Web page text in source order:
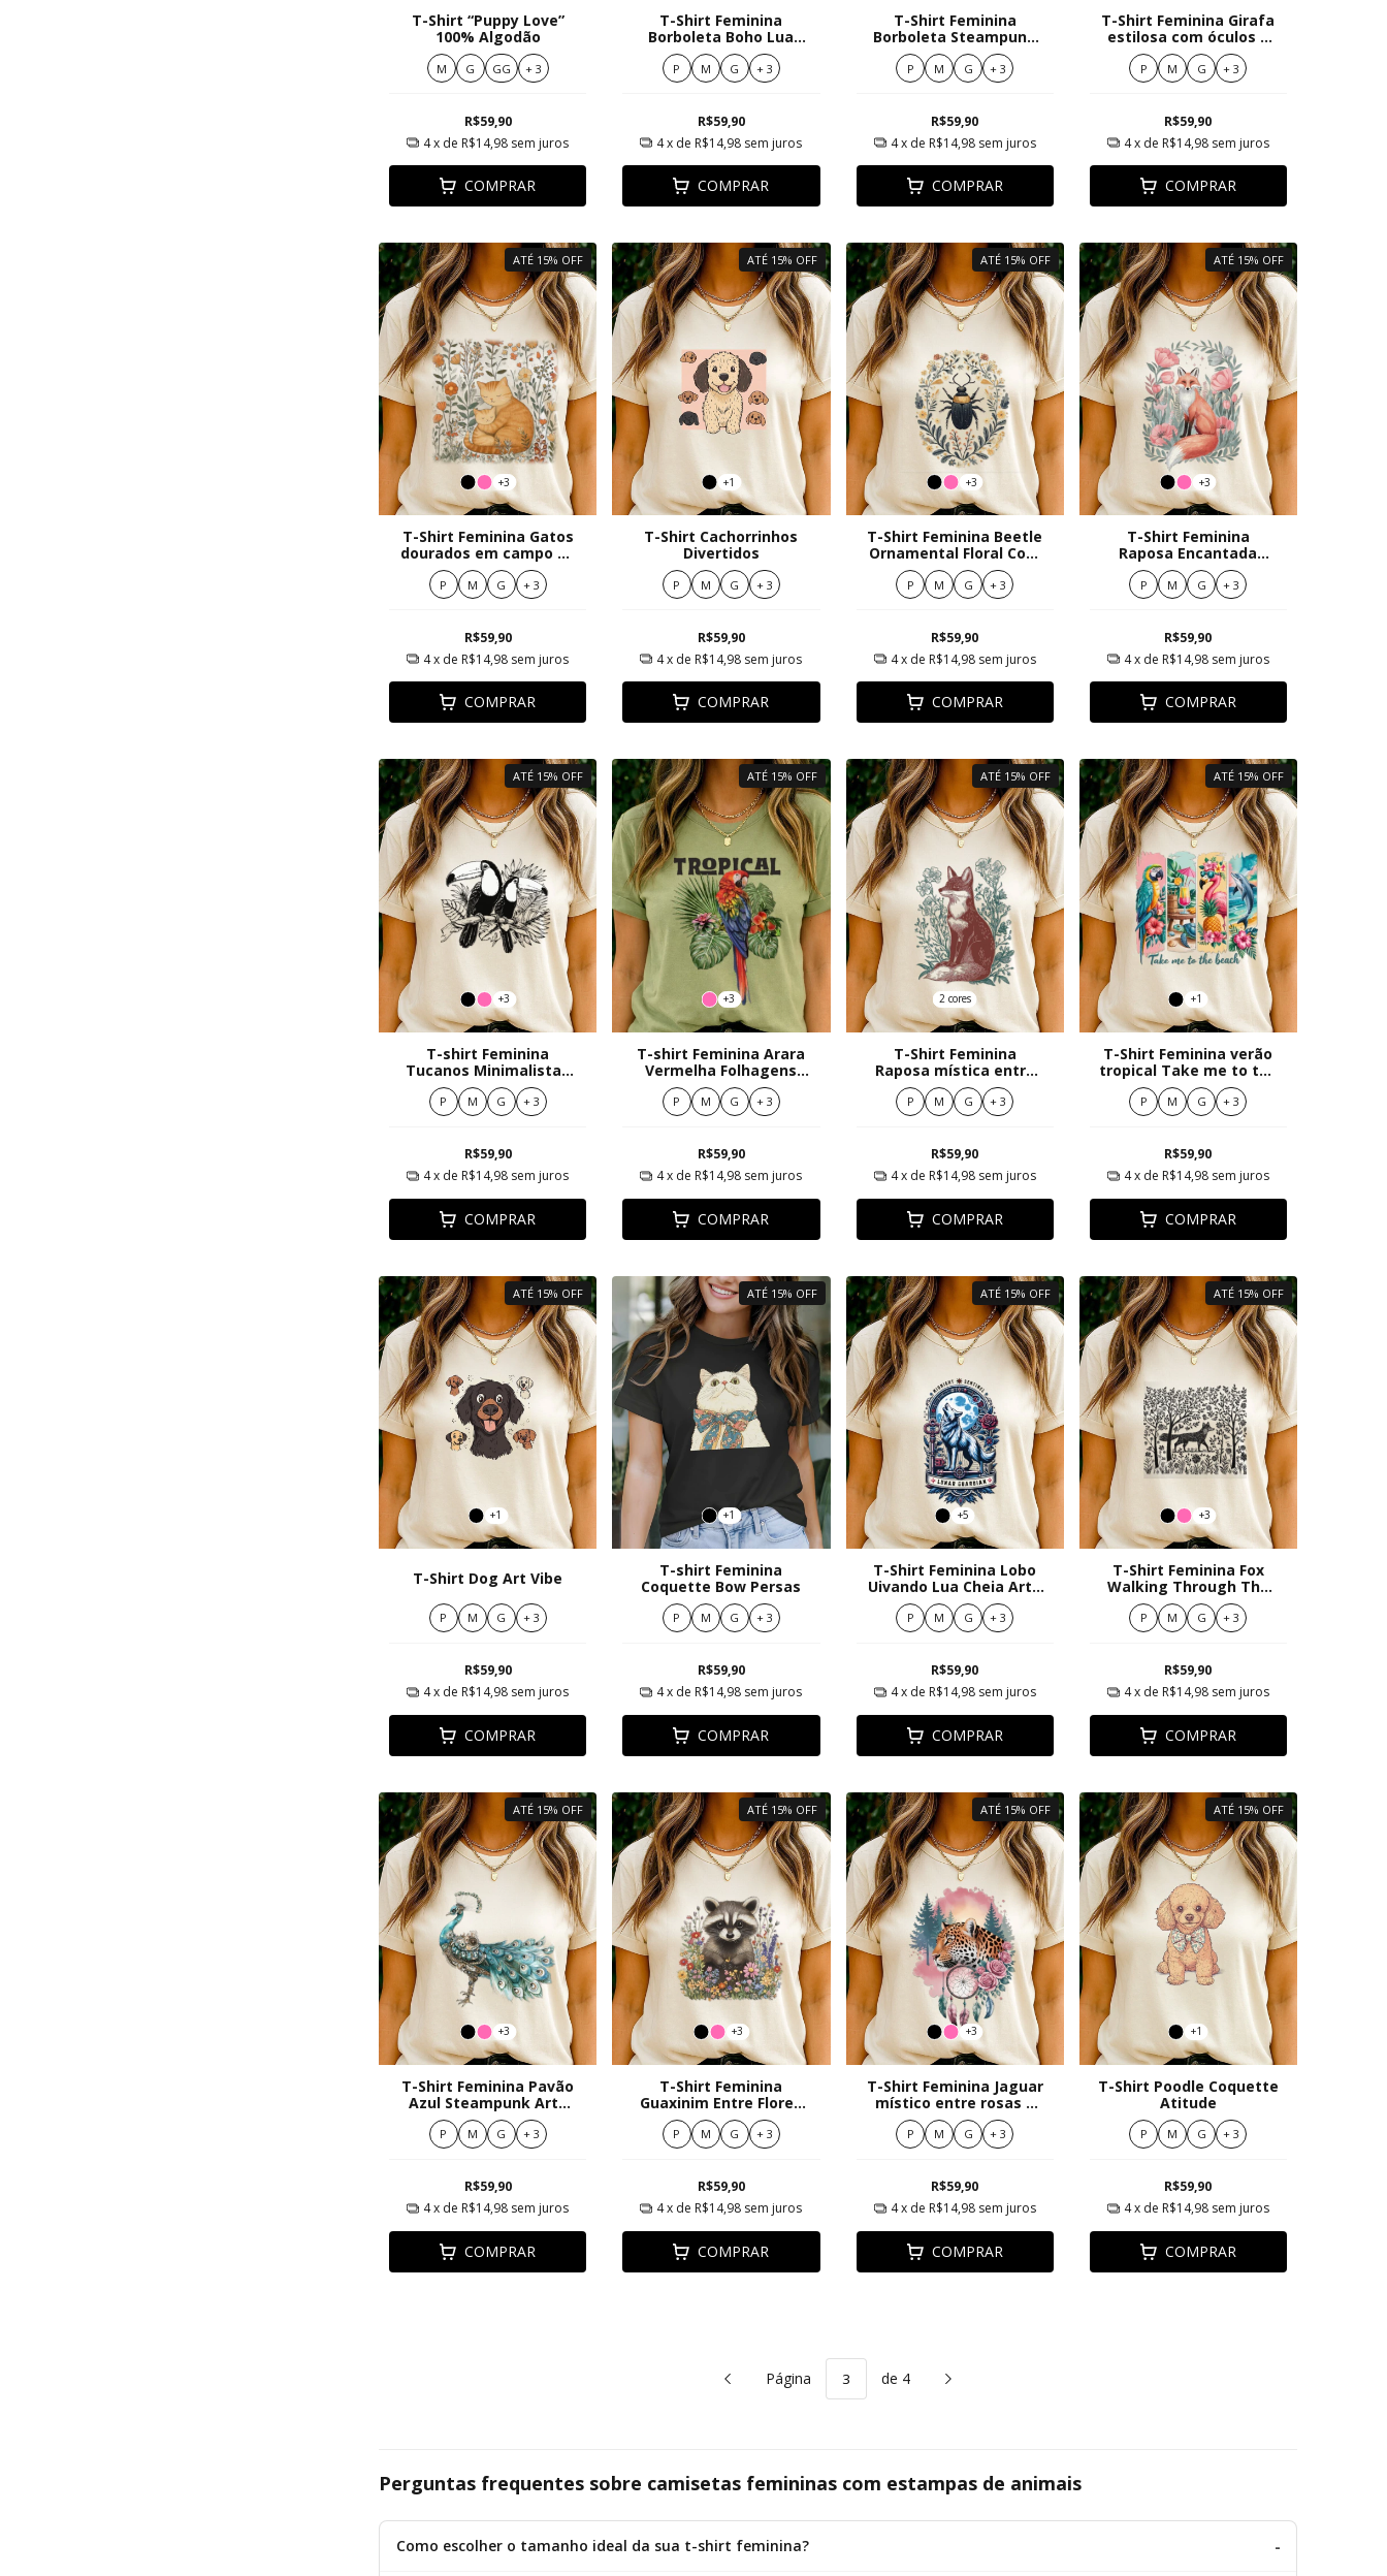
T-Shirt “Puppy Love”
100% Algodão
M G GG + 3
R$59,90
4x de R$14,98 sem juros
COMPRAR
T-Shirt Feminina
Borboleta Boho Lua
Cheia e Flores Vintage
P M G + 3
R$59,90
4x de R$14,98 sem juros
COMPRAR
T-Shirt Feminina
Borboleta Steampunk
Engrenagens Cobre e
Bronze
P M G + 3
R$59,90
4x de R$14,98 sem juros
COMPRAR
T-Shirt Feminina Girafa
estilosa com óculos e
splash colorido
P M G + 3
R$59,90
4x de R$14,98 sem juros
COMPRAR
ATÉ 15% OFF
+3
T-Shirt Feminina Gatos
dourados em campo de
flores serenas
P M G + 3
R$59,90
4x de R$14,98 sem juros
COMPRAR
ATÉ 15% OFF
+1
T-Shirt Cachorrinhos
Divertidos
P M G + 3
R$59,90
4x de R$14,98 sem juros
COMPRAR
ATÉ 15% OFF
+3
T-Shirt Feminina Beetle
Ornamental Floral Com
Estampa Elegante
P M G + 3
R$59,90
4x de R$14,98 sem juros
COMPRAR
ATÉ 15% OFF
+3
T-Shirt Feminina
Raposa Encantada
Entre Flores Rosa e
Verdes
P M G + 3
R$59,90
4x de R$14,98 sem juros
COMPRAR
ATÉ 15% OFF
+3
T-shirt Feminina
Tucanos Minimalistas
Em Contraste
P M G + 3
R$59,90
4x de R$14,98 sem juros
COMPRAR
ATÉ 15% OFF
+3
T-shirt Feminina Arara
Vermelha Folhagens
Tropicais
P M G + 3
R$59,90
4x de R$14,98 sem juros
COMPRAR
ATÉ 15% OFF
2 cores
T-Shirt Feminina
Raposa mística entre
flores
P M G + 3
R$59,90
4x de R$14,98 sem juros
COMPRAR
ATÉ 15% OFF
+1
T-Shirt Feminina verão
tropical Take me to the
beach
P M G + 3
R$59,90
4x de R$14,98 sem juros
COMPRAR
ATÉ 15% OFF
+1
T-Shirt Dog Art Vibe
P M G + 3
R$59,90
4x de R$14,98 sem juros
COMPRAR
ATÉ 15% OFF
+1
T-shirt Feminina
Coquette Bow Persas
P M G + 3
R$59,90
4x de R$14,98 sem juros
COMPRAR
ATÉ 15% OFF
+5
T-Shirt Feminina Lobo
Uivando Lua Cheia Arte
Mística Moderna
P M G + 3
R$59,90
4x de R$14,98 sem juros
COMPRAR
ATÉ 15% OFF
+3
T-Shirt Feminina Fox
Walking Through The
Forest
P M G + 3
R$59,90
4x de R$14,98 sem juros
COMPRAR
ATÉ 15% OFF
+3
T-Shirt Feminina Pavão
Azul Steampunk Arte
Mecânica Criativa
P M G + 3
R$59,90
4x de R$14,98 sem juros
COMPRAR
ATÉ 15% OFF
+3
T-Shirt Feminina
Guaxinim Entre Flores
Do Campo Estilo Boho
P M G + 3
R$59,90
4x de R$14,98 sem juros
COMPRAR
ATÉ 15% OFF
+3
T-Shirt Feminina Jaguar
místico entre rosas e
filtro dos sonhos
P M G + 3
R$59,90
4x de R$14,98 sem juros
COMPRAR
ATÉ 15% OFF
+1
T-Shirt Poodle Coquette
Atitude
P M G + 3
R$59,90
4x de R$14,98 sem juros
COMPRAR
Página de 4
Perguntas frequentes sobre camisetas femininas com estampas de animais
Como escolher o tamanho ideal da sua t-shirt feminina?